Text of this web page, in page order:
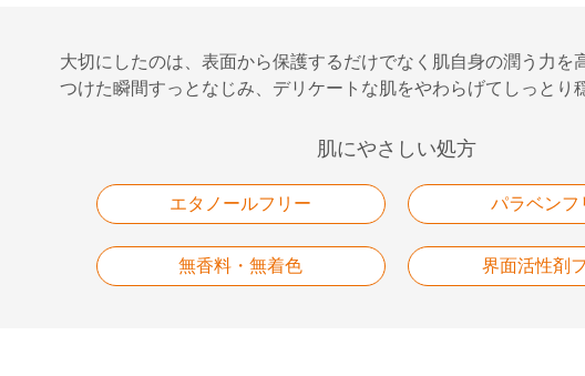
大切にしたのは、表面から保護するだけでなく肌自身の潤う力を
つけた瞬間すっとなじみ、デリケートな肌をやわらげてしっとり
肌にやさしい処方
エタノールフリー パラベンフ
無香料・無着色 界面活性剤